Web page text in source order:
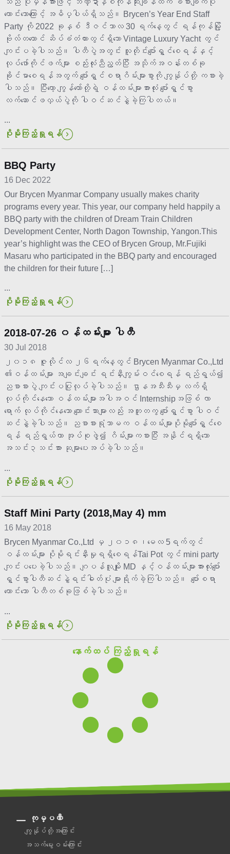
ကောင်းသောကြောင့် အဓိပ္ပါယ်ရှိသည်။ Brycen’s Year End Staff
Party ကို 2022 ခုနှစ် ဒီဇင်ဘာလ 30 ရက်နေ့တွင် ရန်ကုန်မြို့
ဗိုလ်တထောင် ဆိပ်ခံတံတားတွင်ရှိသော Vintage Luxury Yacht တွင်
ကျင်းပခဲ့ပါသည်။ ပါတီပွဲအတွင်း လူတိုင်းပျော်ရွှင်စေရန်နှင့်
လုပ်ဖော်ကိုင်ဖက်များ စည်းလုံးညီညွတ်ပြီး အသိုက်အဝန်းတစ်ခု
ခိုင်မာစေရန်အတွက် ပျော်ရွှင်စရာဂိမ်းများစွာကို ကျွန်ုပ်တို့ ကစားခဲ့
ပါသည်။ ပြီး​တော့ ကျွန်​​တော်​တို့ရဲ့ ဝန်​ထမ်းများအားလုံး ​ပျော်​ရွှင်​စွာ
လက်ဆောင်​ဖလှယ်​ပွဲကို ပါဝင်​ဆင်နွှဲခဲ့ကြပါတယ်​။
...
ပိုမိုကြည့်ရှုရန်
BBQ Party
16 Dec 2022
Our Brycen Myanmar Company usually makes charity
programs every year. This year, our company held happily a
BBQ party with the children of Dream Train Children
Development Center, North Dagon Township, Yangon.This
year’s highlight was the CEO of Brycen Group, Mr.Fujiki
Masaru who participated in the BBQ party and encouraged
the children for their future […]
...
ပိုမိုကြည့်ရှုရန်
2018-07-26 ၀န်ထမ်းများ ပါတီ
30 Jul 2018
၂၀၁၈ ဇူလိုင်လ ၂၆ရက်နေ့တွင် Brycen Myanmar Co.,Ltd
၏ဝန်ထမ်းများ အချင်းချင်း ရင်းနှီးကျွမ်းဝင်စေရန် ရည်ရွယ်၍
ညစာစားပွဲ ကျင်းပပြုလုပ်ခဲ့ပါသည်။ ဌာနအသီးသီးမှ လက်ရှိ
လုပ်ကိုင်နေသော ဝန်ထမ်းများအပါအဝင် Internshipအဖြစ် လာ
ရောက် လုပ်ကိုင်နေသော ကျောင်းသားများလည်း အတူတကွ ပျော်ရွှင်စွာ ပါဝင်
ဆင်နွှဲခဲ့ပါသည်။ ညစာစားရုံသာမက ဝန်ထမ်းများပိုမိုပျော်ရွှင်စေ
ရန် ရည်ရွယ်ကာ အုပ်စုဖွဲ့၍ ဂိမ်းများကစားပြီး အနိုင်ရရှိသော
အသင်း၃သင်းအား ဆုများပေးအပ်ခဲ့ပါသည်။
...
ပိုမိုကြည့်ရှုရန်
Staff Mini Party (2018,May 4) mm
16 May 2018
Brycen Myanmar Co.,Ltd မှ ၂၀၁၈၊မေလ 5ရက်တွင်
ဝန်ထမ်းများ ပိုမိုရင်းနှီးမှုရရှိစေရန်Tai Pot တွင် mini party
ကျင်းပပေးခဲ့ပါသည်။ ဂျပန်လူမျိုး MD နှင့်ဝန်ထမ်းများအားလုံးပျော်
ရွှင်စွာပါတီဆင်နွှဲရင်းဓါတ်ပုံ များရိုက်ခဲဲ့ကြပါသည်။ ပျော်စရာ
ကောင်းသော ပါတီတစ်ခုဖြစ်ခဲ့ပါသည်။
...
ပိုမိုကြည့်ရှုရန်
နောက်ထပ် ကြည့်ရှုရန်
ကုမ္ပဏီ
ကျွန်ုပ်တို့အကြောင်း
အသက်မွေးဝမ်းကြောင်း